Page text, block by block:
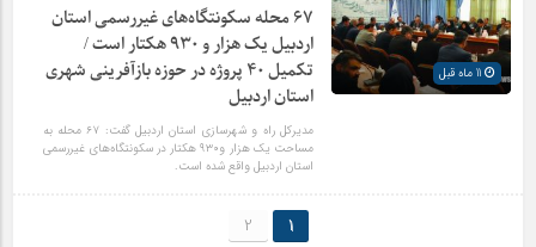
۶۷ محله سکونتگاه‌های غیررسمی استان
اردبیل یک هزار و ۹۳۰ هکتار است /
تکمیل ۴۰ پروژه در حوزه بازآفرینی شهری
استان اردبیل
مدیرکل راه و شهرسازی استان اردبیل گفت: ۶۷ محله به
مساحت یک هزار و۹۳۰ هکتار در سکونتگاه‌های غیررسمی
استان اردبیل واقع شده است.
1
2